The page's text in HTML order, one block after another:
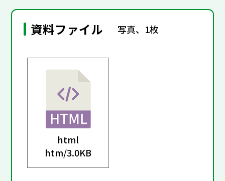
資料ファイル 写真、1枚
html
htm/3.0KB